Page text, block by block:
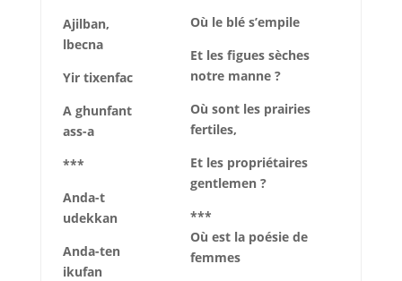
Ajilban,
lbecna
Yir tixenfac
A ghunfant
ass-a
***
Anda-t
udekkan
Anda-ten
ikufan
Où le blé s’empile
Et les figues sèches
notre manne ?
Où sont les prairies
fertiles,
Et les propriétaires
gentlemen ?
***
Où est la poésie de
femmes